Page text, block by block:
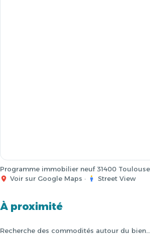
Programme immobilier neuf 31400 Toulouse
Voir sur Google Maps · Street View
À proximité
Recherche des commodités autour du